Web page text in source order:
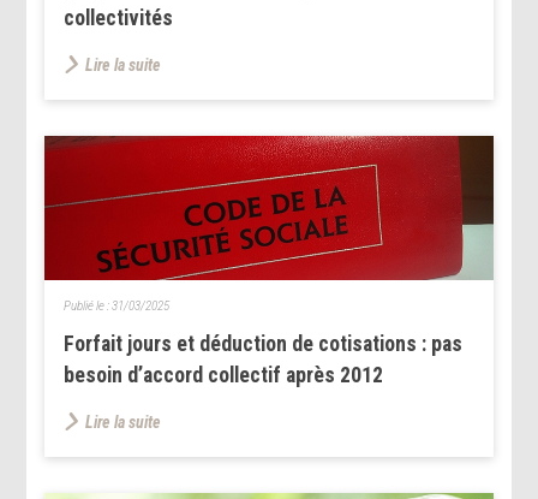
collectivités
Lire la suite
Forfait jours et déduction de cotisations : pas
besoin d’accord collectif après 2012
Publié le :31/03/2025
Lire la suite